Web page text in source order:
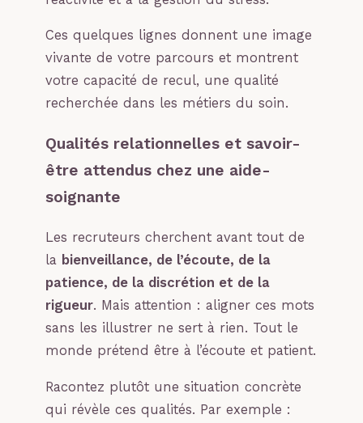
Ces quelques lignes donnent une image
vivante de votre parcours et montrent
votre capacité de recul, une qualité
recherchée dans les métiers du soin.
Qualités relationnelles et savoir-
être attendus chez une aide-
soignante
Les recruteurs cherchent avant tout de
la bienveillance, de l’écoute, de la
patience, de la discrétion et de la
rigueur. Mais attention : aligner ces mots
sans les illustrer ne sert à rien. Tout le
monde prétend être à l’écoute et patient.
Racontez plutôt une situation concrète
qui révèle ces qualités. Par exemple :